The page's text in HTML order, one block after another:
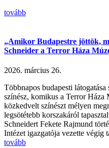
tovább
„Amikor Budapestre jöttök,
Schneider a Terror Háza
2026. március 26.
Többnapos budapesti
színész, komikus a Terror Háza
közkedvelt színészt mélyen
legsötétebb korszakáról
Schneidert Fekete Rajmund
Intézet igazgatója vezette végig
tovább